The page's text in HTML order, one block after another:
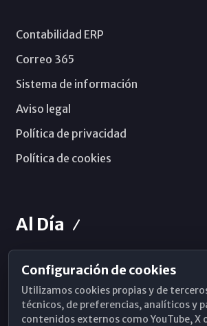
Contabilidad ERP
Correo 365
Sistema de información
Aviso legal
Política de privacidad
Política de cookies
Al Día
Horarios de Misa
Hemeroteca
WhatsApp
Configuración de cookies
Utilizamos cookies propias y de
técnicos, de preferencias, analíticos y
contenidos externos como YouTube, X